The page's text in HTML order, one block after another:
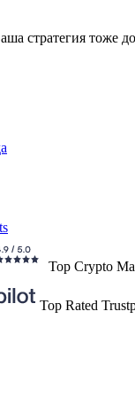
стратегия тоже
Top Crypto
Top Rated